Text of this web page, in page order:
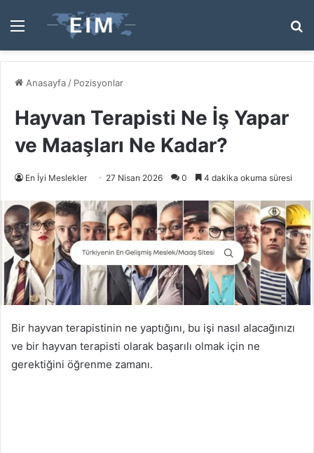
Menü
...
Anasayfa / Pozisyonlar
Hayvan Terapisti Ne İş Yapar
ve Maaşları Ne Kadar?
En İyi Meslekler 27 Nisan 2026 0 4 dakika okuma süresi
Bir hayvan terapistinin ne yaptığını, bu işi nasıl alacağınızı
ve bir hayvan terapisti olarak başarılı olmak için ne
gerektiğini öğrenme zamanı.